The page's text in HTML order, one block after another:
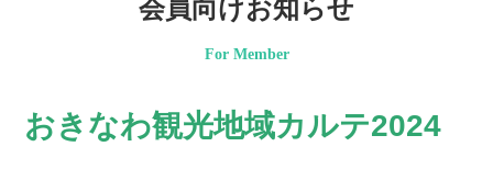
会員向けお知らせ
For Member
おきなわ観光地域カルテ2024